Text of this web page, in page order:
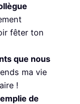
fêter ton
que nous
ma vie
!
de